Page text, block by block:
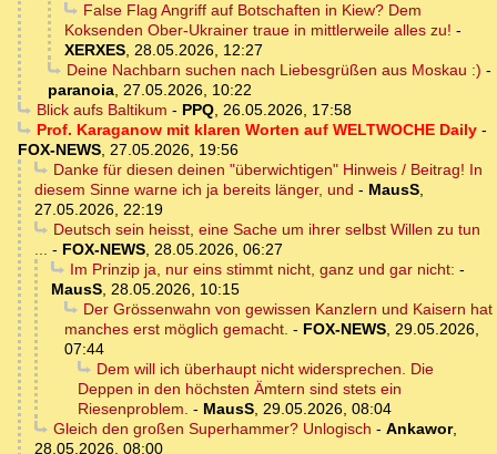
False Flag Angriff auf Botschaften in Kiew? Dem
Koksenden Ober-Ukrainer traue in mittlerweile alles zu! -
XERXES 28.05.2026, 12:27
Deine Nachbarn suchen nach Liebesgrüßen aus Moskau :) -
paranoia 27.05.2026, 10:22
Blick aufs Baltikum - PPQ, 26.05.2026, 17:58
Prof. Karaganow mit klaren Worten auf WELTWOCHE Daily-
FOX-NEWS 27.05.2026, 19:56
Danke für diesen deinen "überwichtigen" Hinweis / Beitrag! In
diesem Sinne warne ich ja bereits länger, und - MausS
27.05.2026, 22:19
Deutsch sein heisst, eine Sache um ihrer selbst Willen zu tun
- FOX-NEWS 28.05.2026, 06:27
Im Prinzip ja, nur eins stimmt nicht, ganz und gar nicht: -
MausS 28.05.2026, 10:15
Der Grössenwahn von gewissen Kanzlern und Kaisern hat
manches erst möglich gemacht. - FOX-NEWS 29.05.2026,
07:44
Dem will ich überhaupt nicht widersprechen. Die
Deppen in den höchsten Ämtern sind stets ein
Riesenproblem. - MausS 29.05.2026, 08:04
Gleich den großen Superhammer? Unlogisch - Ankawor,
28.05.2026, 08:00